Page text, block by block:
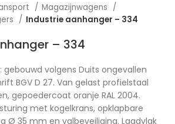
Magazijnwagens
Industrie aanhanger – 334
– 334
volgens Duits ongevallen
BGV D 27. Van gelast profielstaal
gepoedercoat oranje RAL 2004.
met kogelkrans, opklapbare
Ø 35 mm en valbeveiliging. Laadvlak